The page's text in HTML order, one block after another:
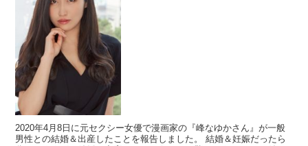
2020年4月8日に元セクシー女優で漫画家の『峰なゆかさん』が一般
男性との結婚＆出産したことを報告しました。 結婚＆妊娠だったら